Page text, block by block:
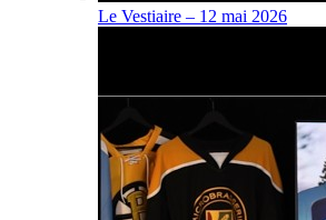
Le Vestiaire – 12 mai 2026